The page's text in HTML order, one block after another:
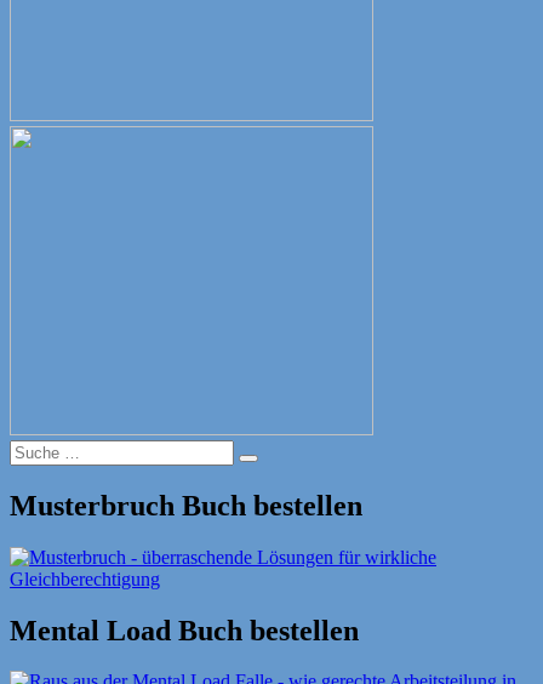
Suche
nach:
Suche
Musterbruch Buch bestellen
Mental Load Buch bestellen